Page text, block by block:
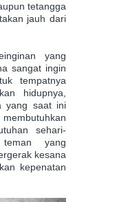
tetangga
jauh dari
yang
sangat ingin
tempatnya
hidupnya,
yang saat ini
sehari-
yang
kesana
kepenatan